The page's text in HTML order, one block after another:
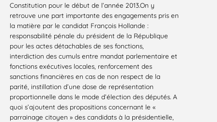
Constitution pour le début de l’année 2013.On y
retrouve une part importante des engagements pris en
la matière par le candidat François Hollande :
responsabilité pénale du président de la République
pour les actes détachables de ses fonctions,
interdiction des cumuls entre mandat parlementaire et
fonctions exécutives locales, renforcement des
sanctions financières en cas de non respect de la
parité, instillation d’une dose de représentation
proportionnelle dans le mode d’élection des députés. A
quoi s’ajoutent des propositions concernant le «
parrainage citoyen » des candidats à la présidentielle,